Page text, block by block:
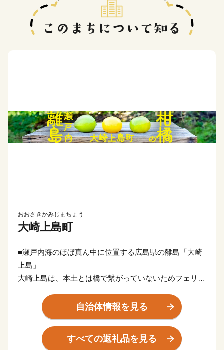
おおさきかみじまちょう
大崎上島町
■瀬戸内海のほぼ真ん中に位置する広島県の離島「大崎
上島」
大崎上島は、本土とは橋で繋がっていないためフェリー
広島側からのアクセスは竹原港や安芸津港からが便利。
四国側からは今治からフェリーが出ています。またサイ
クリングの聖地と知られるしまなみ海道・大三島や、と
びしま海道・大崎下島からもフェリーの航路がありま
自治体情報を見る
すべての返礼品を見る